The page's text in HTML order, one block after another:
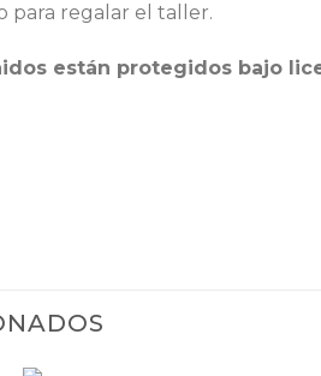
para regalar el taller.
están protegidos bajo